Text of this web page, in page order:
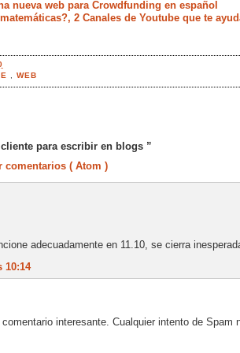
nueva web para Crowdfunding en español
2 Canales de Youtube que te
,WEB
para escribir en blogs ”
comentarios ( Atom )
adecuadamente en 11.10, se cierra
10:14
interesante. Cualquier intento de Spam